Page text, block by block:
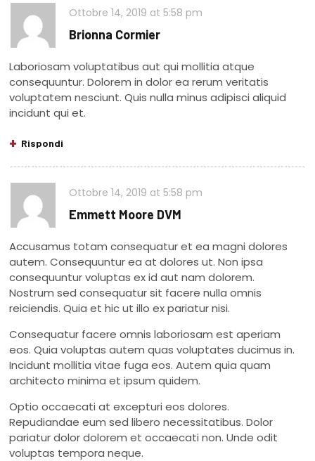
Ottobre 14, 2019 at 5:58 pm
Brionna Cormier
Laboriosam voluptatibus aut qui mollitia atque
consequuntur. Dolorem in dolor ea rerum veritatis
voluptatem nesciunt. Quis nulla minus adipisci aliquid
incidunt qui et.
Rispondi
Ottobre 14, 2019 at 5:58 pm
Emmett Moore DVM
Accusamus totam consequatur et ea magni dolores
autem. Consequuntur ea at dolores ut. Non ipsa
consequuntur voluptas ex id aut nam dolorem.
Nostrum sed consequatur sit facere nulla omnis
reiciendis. Quia et hic ut illo ex pariatur nisi.
Consequatur facere omnis laboriosam est aperiam
eos. Quia voluptas autem quas voluptates ducimus in.
Incidunt mollitia vitae fuga eos. Autem quia quam
architecto minima et ipsum quidem.
Optio occaecati at excepturi eos dolores.
Repudiandae eum sed libero necessitatibus. Dolor
pariatur dolor dolorem et occaecati non. Unde odit
voluptas tempora neque.